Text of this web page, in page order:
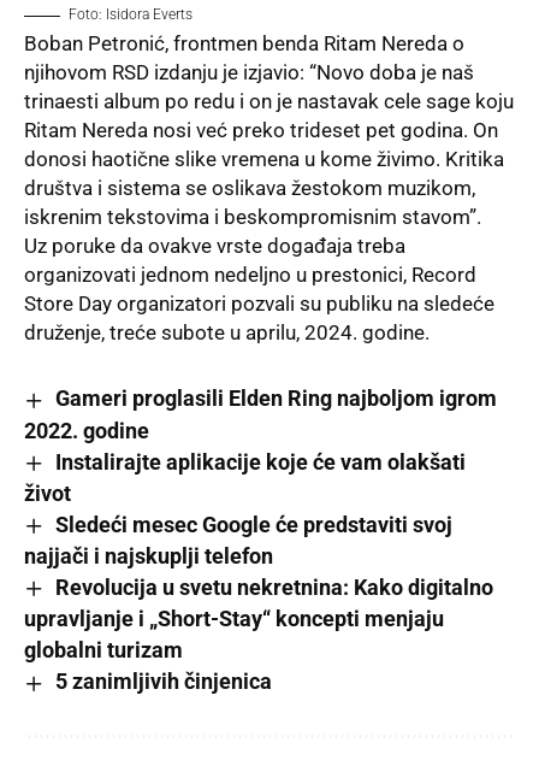
Foto: Isidora Everts
Boban Petronić, frontmen benda Ritam Nereda o
njihovom RSD izdanju je izjavio: “Novo doba je naš
trinaesti album po redu i on je nastavak cele sage koju
Ritam Nereda nosi već preko trideset pet godina. On
donosi haotične slike vremena u kome živimo. Kritika
društva i sistema se oslikava žestokom muzikom,
iskrenim tekstovima i beskompromisnim stavom”.
Uz poruke da ovakve vrste događaja treba
organizovati jednom nedeljno u prestonici, Record
Store Day organizatori pozvali su publiku na sledeće
druženje, treće subote u aprilu, 2024. godine.
Gameri proglasili Elden Ring najboljom igrom
2022. godine
Instalirajte aplikacije koje će vam olakšati
život
Sledeći mesec Google će predstaviti svoj
najjači i najskuplji telefon
Revolucija u svetu nekretnina: Kako digitalno
upravljanje i „Short-Stay“ koncepti menjaju
globalni turizam
5 zanimljivih činjenica